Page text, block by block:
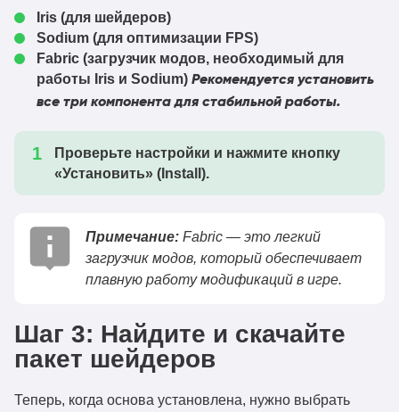
Iris (для шейдеров)
Sodium (для оптимизации FPS)
Fabric (загрузчик модов, необходимый для
работы Iris и Sodium) Рекомендуется установить
все три компонента для стабильной работы.
Проверьте настройки и нажмите кнопку
«Установить» (Install).
Примечание: Fabric — это легкий
загрузчик модов, который обеспечивает
плавную работу модификаций в игре.
Шаг 3: Найдите и скачайте
пакет шейдеров
Теперь, когда основа установлена, нужно выбрать